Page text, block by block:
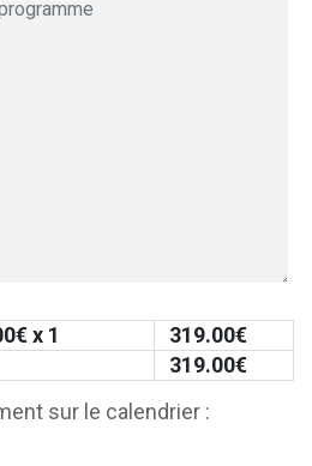
€ x 1 319.00€
319.00€
sur le calendrier :